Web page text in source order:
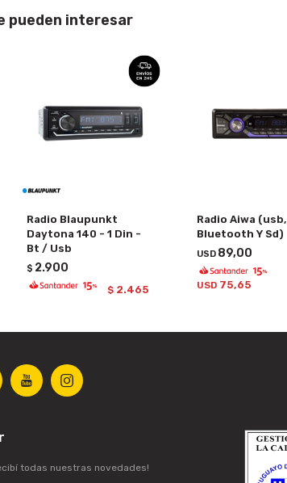
pueden interesar
Radio Blaupunkt
Daytona 140 - 1 Din -
Bt / Usb
$ 2.900
$ 2.465
Radio Aiwa (usb,
Bluetooth Y Sd)
USD 89,00
USD 75,65
 
todas nuestras novedades!